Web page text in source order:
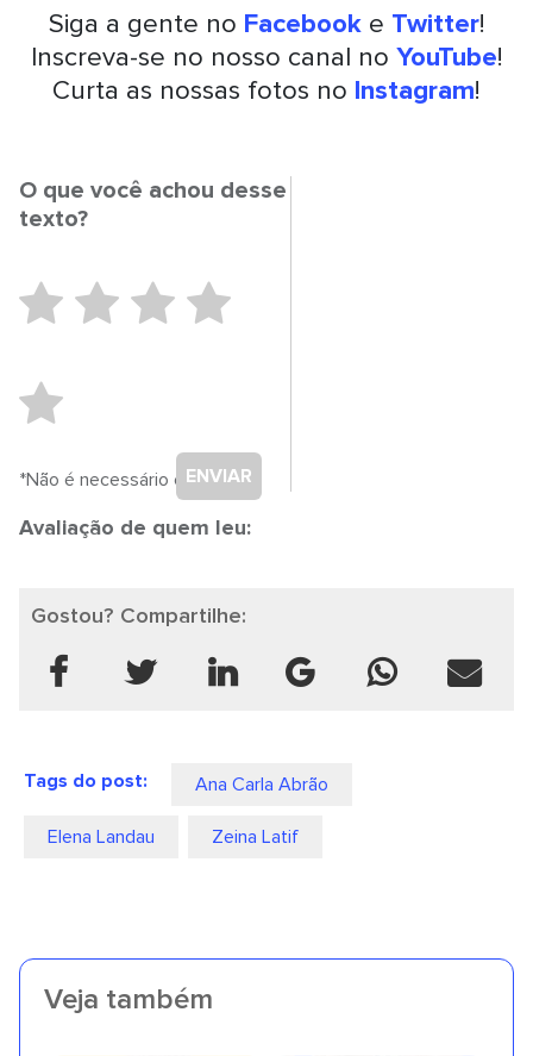
Siga a gente no Facebooke Twitter!
Inscreva-se no nosso canal no YouTube!
Curta as nossas fotos no Instagram!
O que você achou desse
texto?
ENVIAR
*Não é necessário cadastro.
Avaliação de quem leu:
Gostou? Compartilhe:
Tags do post: Ana Carla Abrão
Elena Landau Zeina Latif
Veja também